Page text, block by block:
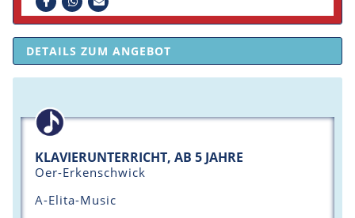
DETAILS ZUM ANGEBOT
KLAVIERUNTERRICHT, AB 5 JAHRE
Oer-Erkenschwick
A-Elita-Music